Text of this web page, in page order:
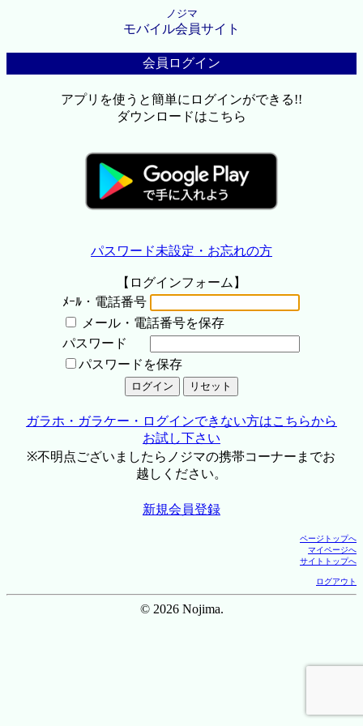
ノジマ
モバイル会員サイト
会員ログイン
アプリを使うと簡単にログインができる!!
ダウンロードはこちら
パスワード未設定・お忘れの方
【ログインフォーム】
ﾒｰﾙ・電話番号
メール・電話番号を保存
パスワード
パスワードを保存
ガラホ・ガラケー・ログインできない方はこちらから
お試し下さい
※不明点ございましたらノジマの携帯コーナーまでお
越しください。
新規会員登録
ページトップへ
マイページへ
サイトトップへ
ログアウト
© 2026 Nojima.